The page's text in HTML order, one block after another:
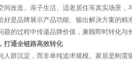
间改造、亲子生活、适老居住等真实场景，
好是品牌展示产品功能、输出解决方案的精
题的过程中传递品牌价值，兼顾即时转化与
打通全链路高效转化
人群沉淀，而非单纯追求规模。家居是刚需